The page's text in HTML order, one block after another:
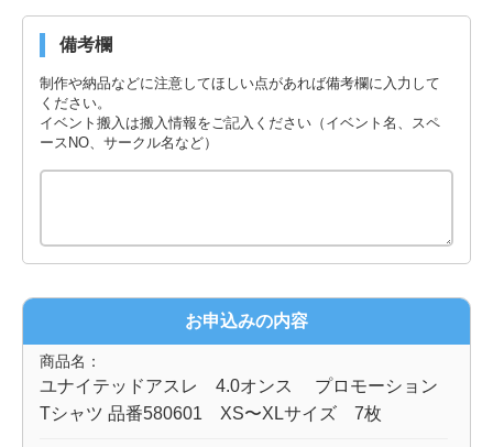
備考欄
制作や納品などに注意してほしい点があれば備考欄に入力して
ください。
イベント搬入は搬入情報をご記入ください（イベント名、スペ
ースNO、サークル名など）
お申込みの内容
商品名：
ユナイテッドアスレ 4.0オンス プロモーション
Tシャツ 品番580601 XS〜XLサイズ 7枚